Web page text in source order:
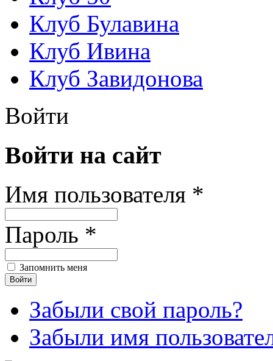
Клуб Булавина
Клуб Ивина
Клуб Завидонова
Войти
Войти на сайт
Имя пользователя *
Пароль *
Запомнить меня
Забыли свой пароль?
Забыли имя